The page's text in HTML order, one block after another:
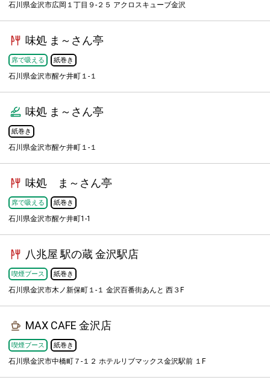
石川県金沢市広岡１丁目９-２５ アクロスキューブ金沢
味処 ま～さん亭
席で吸える 紙巻き
石川県金沢市醒ケ井町１-１
味処 ま～さん亭
紙巻き
石川県金沢市醒ケ井町１-１
味処 ま～さん亭
席で吸える 紙巻き
石川県金沢市醒ケ井町1-1
八兆屋 駅の蔵 金沢駅店
喫煙ブース 紙巻き
石川県金沢市木ノ新保町１-１ 金沢百番街あんと 西３F
MAX CAFE 金沢店
喫煙ブース 紙巻き
石川県金沢市中橋町７-１２ ホテルリブマックス金沢駅前 １F